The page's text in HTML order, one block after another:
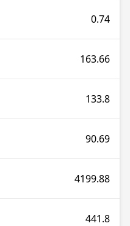
0.74
163.66
133.8
90.69
4199.88
441.8